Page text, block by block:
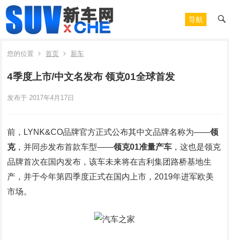
导航
您的位置 首页 新车
4季度上市/中文名发布 领克01全球首发
发布于 2017年4月17日
前，LYNK&CO品牌官方正式公布其中文品牌名称为——领
克，并同步发布首款车型——领克01准量产车 ，这也是领克
品牌首次在国内发布，该车未来将在吉利集团路桥基地生
产，并于今年第四季度正式在国内上市，2019年进军欧美
市场。